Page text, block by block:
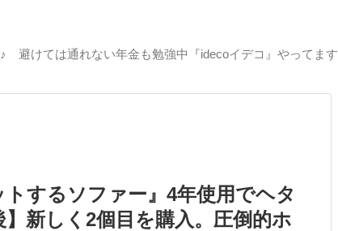
避けては通れない年金も勉強中『idecoイデコ』やってます
トするソファー』4年使用でヘタ
】新しく2個目を購入。圧倒的ホ